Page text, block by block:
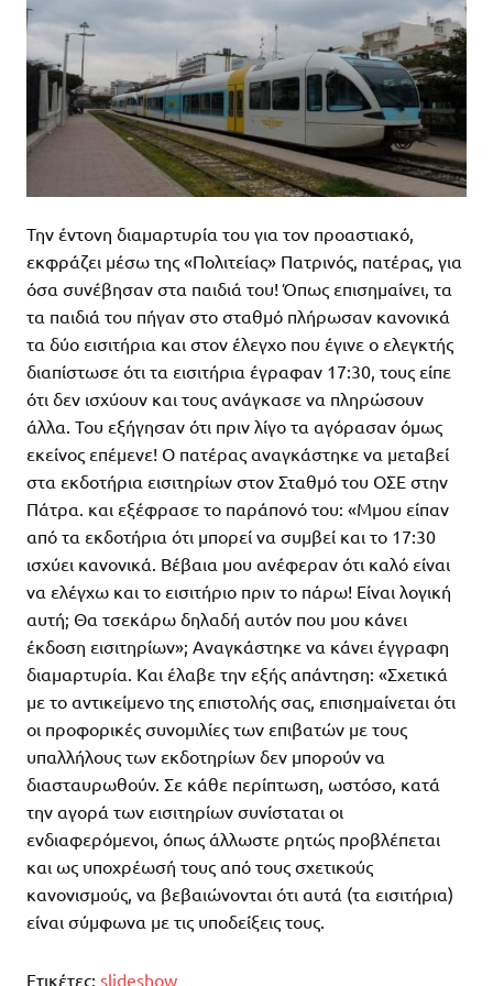
Την έντονη διαμαρτυρία του για τον προαστιακό,
εκφράζει μέσω της «Πολιτείας» Πατρινός, πατέρας, για
όσα συνέβησαν στα παιδιά του! Όπως επισημαίνει, τα
τα παιδιά του πήγαν στο σταθμό πλήρωσαν κανονικά
τα δύο εισιτήρια και στον έλεγχο που έγινε ο ελεγκτής
διαπίστωσε ότι τα εισιτήρια έγραφαν 17:30, τους είπε
ότι δεν ισχύουν και τους ανάγκασε να πληρώσουν
άλλα. Του εξήγησαν ότι πριν λίγο τα αγόρασαν όμως
εκείνος επέμενε! Ο πατέρας αναγκάστηκε να μεταβεί
στα εκδοτήρια εισιτηρίων στον Σταθμό του ΟΣΕ στην
Πάτρα. και εξέφρασε το παράπονό του: «Μμου είπαν
από τα εκδοτήρια ότι μπορεί να συμβεί και το 17:30
ισχύει κανονικά. Βέβαια μου ανέφεραν ότι καλό είναι
να ελέγχω και το εισιτήριο πριν το πάρω! Είναι λογική
αυτή; Θα τσεκάρω δηλαδή αυτόν που μου κάνει
έκδοση εισιτηρίων»; Αναγκάστηκε να κάνει έγγραφη
διαμαρτυρία. Και έλαβε την εξής απάντηση: «Σχετικά
με το αντικείμενο της επιστολής σας, επισημαίνεται ότι
οι προφορικές συνομιλίες των επιβατών με τους
υπαλλήλους των εκδοτηρίων δεν μπορούν να
διασταυρωθούν. Σε κάθε περίπτωση, ωστόσο, κατά
την αγορά των εισιτηρίων συνίσταται οι
ενδιαφερόμενοι, όπως άλλωστε ρητώς προβλέπεται
και ως υποχρέωσή τους από τους σχετικούς
κανονισμούς, να βεβαιώνονται ότι αυτά (τα εισιτήρια)
είναι σύμφωνα με τις υποδείξεις τους.
Ετικέτες: slideshow